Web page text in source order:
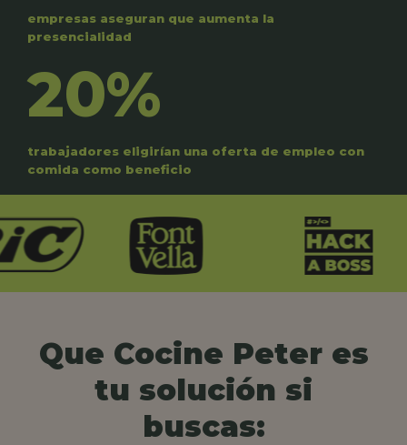
empresas aseguran que aumenta la
presencialidad
20%
trabajadores eligirían una oferta de empleo con
comida como beneficio
Que Cocine Peter es
tu solución si
buscas: